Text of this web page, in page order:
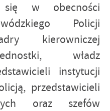
się w obecności
Policji
kierowniczej
władz
instytucji
przedstawicieli
oraz szefów